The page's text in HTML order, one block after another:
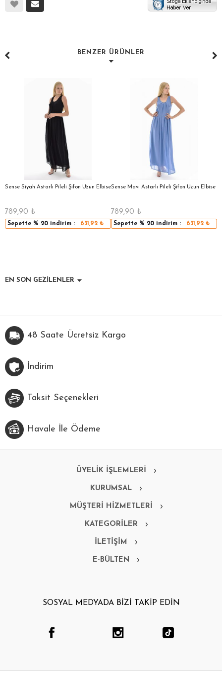
BENZER ÜRÜNLER
Sense Siyah Astarlı Pileli Şifon Uzun Elbise
789,90 ₺
Sepette % 20 indirim : 631,92₺
Sense Mavı Astarlı Pileli Şifon Uzun Elbise
789,90 ₺
Sepette % 20 indirim : 631,92₺
EN SON GEZİLENLER
48 Saate Ücretsiz Kargo
İndirim
Taksit Seçenekleri
Havale İle Ödeme
ÜYELİK İŞLEMLERİ
KURUMSAL
MÜŞTERİ HİZMETLERİ
KATEGORİLER
İLETİŞİM
E-BÜLTEN
SOSYAL MEDYADA BİZİ TAKİP EDİN